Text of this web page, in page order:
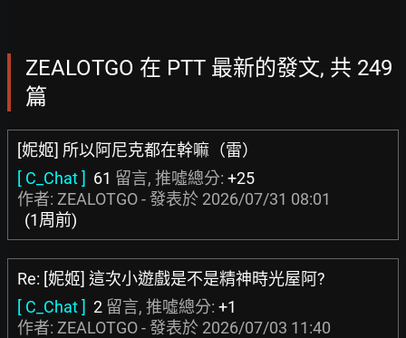
ZEALOTGO 在 PTT 最新的發文, 共 249
篇
[妮姬] 所以阿尼克都在幹嘛（雷）
[ C_Chat ] 61 留言, 推噓總分: +25
作者: ZEALOTGO - 發表於 2026/07/31 08:01
(1周前)
Re: [妮姬] 這次小遊戲是不是精神時光屋阿?
[ C_Chat ] 2 留言, 推噓總分: +1
作者: ZEALOTGO - 發表於 2026/07/03 11:40